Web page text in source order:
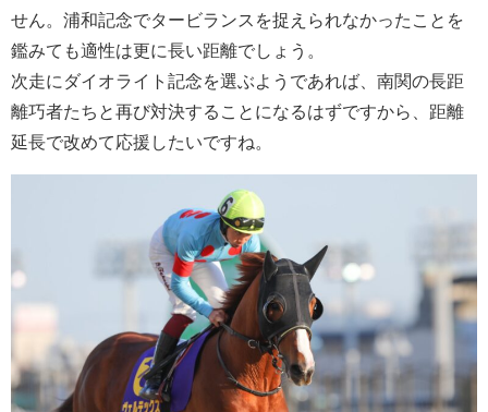
せん。浦和記念でタービランスを捉えられなかったことを
鑑みても適性は更に長い距離でしょう。
次走にダイオライト記念を選ぶようであれば、南関の長距
離巧者たちと再び対決することになるはずですから、距離
延長で改めて応援したいですね。